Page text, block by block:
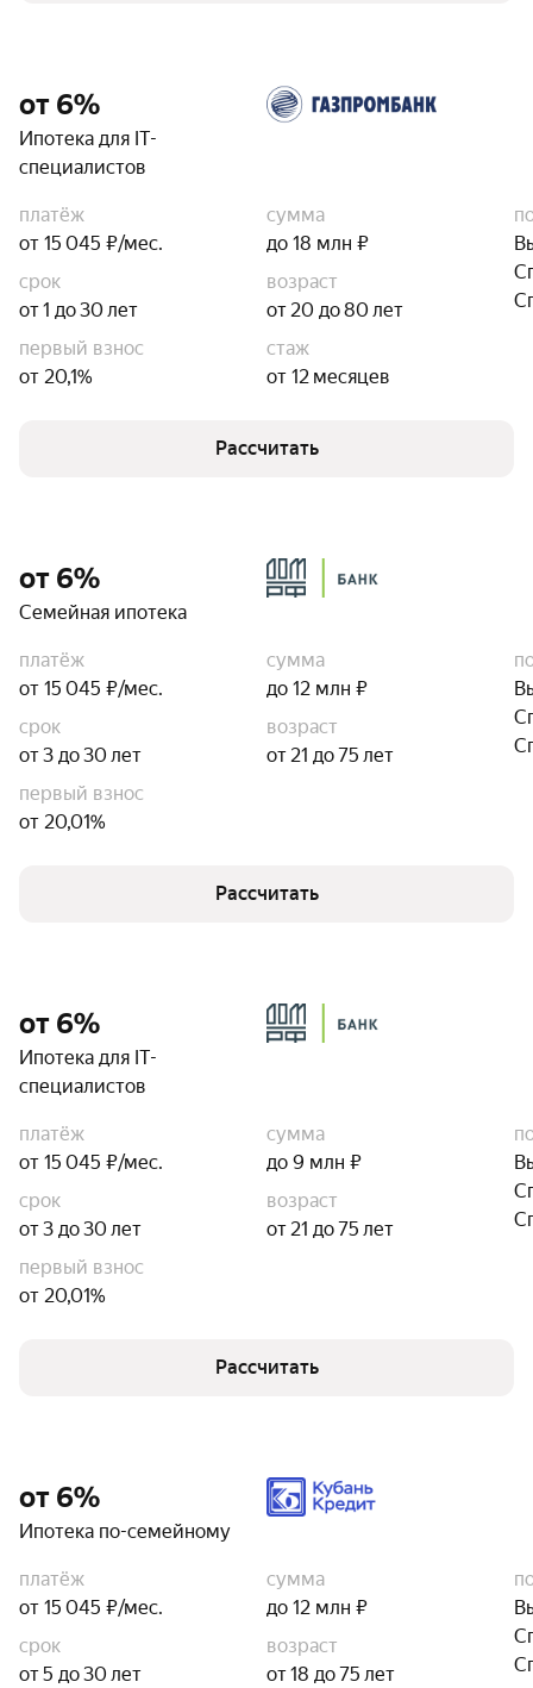
от 6%
Ипотека для IT-
специалистов
платёж
от 15 045 ₽/мес.
сумма
до 18 млн ₽
срок
от 1 до 30 лет
возраст
от 20 до 80 лет
первый взнос
от 20,1%
стаж
от 12 месяцев
Рассчитать
от 6%
Семейная ипотека
платёж
от 15 045 ₽/мес.
сумма
до 12 млн ₽
срок
от 3 до 30 лет
возраст
от 21 до 75 лет
первый взнос
от 20,01%
Рассчитать
от 6%
Ипотека для IT-
специалистов
платёж
от 15 045 ₽/мес.
сумма
до 9 млн ₽
срок
от 3 до 30 лет
возраст
от 21 до 75 лет
первый взнос
от 20,01%
Рассчитать
от 6%
Ипотека по-семейному
платёж
от 15 045 ₽/мес.
сумма
до 12 млн ₽
срок
от 5 до 30 лет
возраст
от 18 до 75 лет